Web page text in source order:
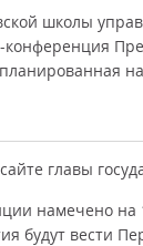
школы
главы
намечено
будут вести